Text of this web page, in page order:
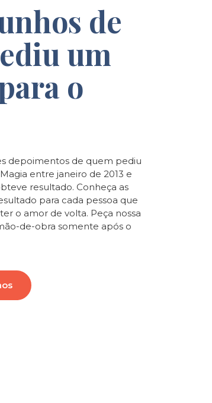
de
um
o
depoimentos de quem pediu
entre janeiro de 2013 e
resultado. Conheça as
para cada pessoa que
o amor de volta. Peça nossa
de-obra somente após o